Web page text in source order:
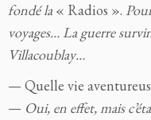
fondé la« Radios ».
voyages… La guerre
Villacoublay…
— Quelle vie
— Oui, en effet, mais